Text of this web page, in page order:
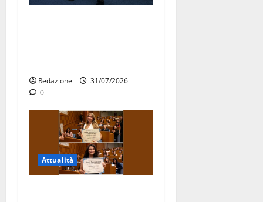
Redazione
31/07/2026
0
Attualità